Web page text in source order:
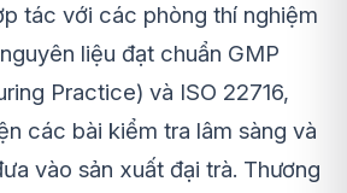
tác với các phòng thí nghiệm
liệu đạt chuẩn GMP
Practice) và ISO 22716,
các bài kiểm tra lâm sàng và
vào sản xuất đại trà. Thương